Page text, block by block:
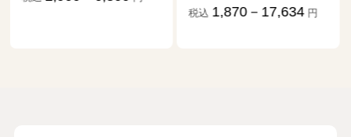
税込 700－15,843 円